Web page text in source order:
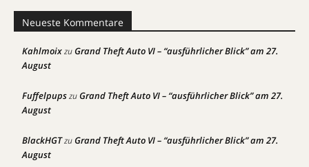
Neueste Kommentare
KahlmoixzuGrand Theft Auto VI – “ausführlicher Blick” am 27.
August
FuffelpupszuGrand Theft Auto VI – “ausführlicher Blick” am 27.
August
BlackHGTzuGrand Theft Auto VI – “ausführlicher Blick” am 27.
August